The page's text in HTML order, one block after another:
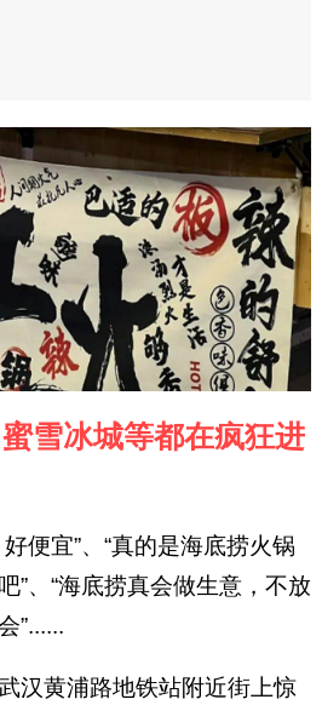
雪冰城等都在疯狂进
便宜”、“真的是海底捞火锅
”、“海底捞真会做生意，不放
”......
汉黄浦路地铁站附近街上惊